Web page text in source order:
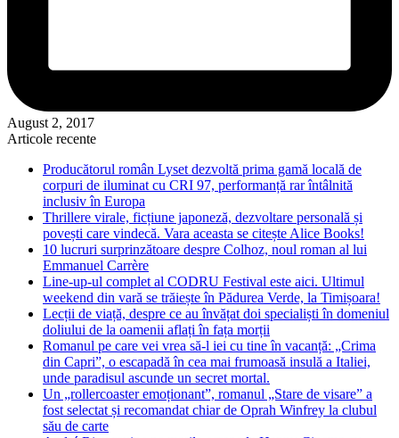
August 2, 2017
Articole recente
Producătorul român Lyset dezvoltă prima gamă locală de
corpuri de iluminat cu CRI 97, performanță rar întâlnită
inclusiv în Europa
Thrillere virale, ficțiune japoneză, dezvoltare personală și
povești care vindecă. Vara aceasta se citește Alice Books!
10 lucruri surprinzătoare despre Colhoz, noul roman al lui
Emmanuel Carrère
Line-up-ul complet al CODRU Festival este aici. Ultimul
weekend din vară se trăiește în Pădurea Verde, la Timișoara!
Lecții de viață, despre ce au învățat doi specialiști în domeniul
doliului de la oamenii aflați în fața morții
Romanul pe care vei vrea să-l iei cu tine în vacanță: „Crima
din Capri”, o escapadă în cea mai frumoasă insulă a Italiei,
unde paradisul ascunde un secret mortal.
Un „rollercoaster emoționant”, romanul „Stare de visare” a
fost selectat și recomandat chiar de Oprah Winfrey la clubul
său de carte